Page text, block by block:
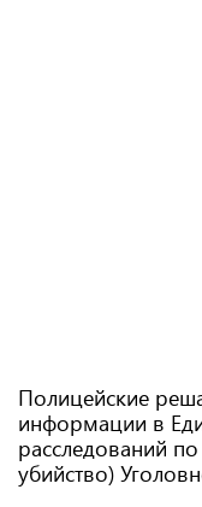
Полицейские
информации в
расследований
убийство)